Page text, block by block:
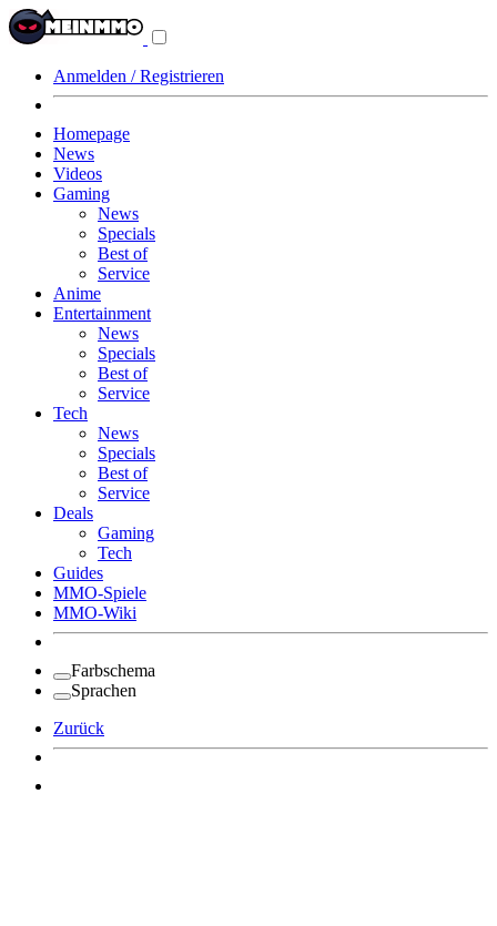
Anmelden / Registrieren
Homepage
News
Videos
Gaming
News
Specials
Best of
Service
Anime
Entertainment
News
Specials
Best of
Service
Tech
News
Specials
Best of
Service
Deals
Gaming
Tech
Guides
MMO-Spiele
MMO-Wiki
Farbschema
Sprachen
Zurück